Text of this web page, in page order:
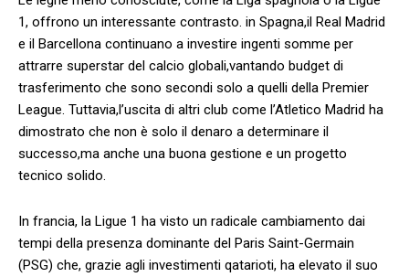
1, ‍offrono un interessante‍ contrasto.‍ in ​Spagna,il Real Madrid
e il Barcellona continuano a investire ingenti somme per
attrarre superstar del ​calcio‌ globali,vantando budget ​di
trasferimento che sono secondi solo a quelli della Premier
League. Tuttavia,l’uscita di altri⁢ club come l’Atletico Madrid ‍ha
dimostrato che non‌ è solo il denaro a determinare il
successo,ma anche una buona gestione e un progetto
‍tecnico solido.
In francia, la Ligue 1 ha visto un radicale cambiamento dai
tempi della presenza dominante del Paris Saint-Germain
(PSG) che, grazie agli investimenti qatarioti, ‌ha elevato​ il suo